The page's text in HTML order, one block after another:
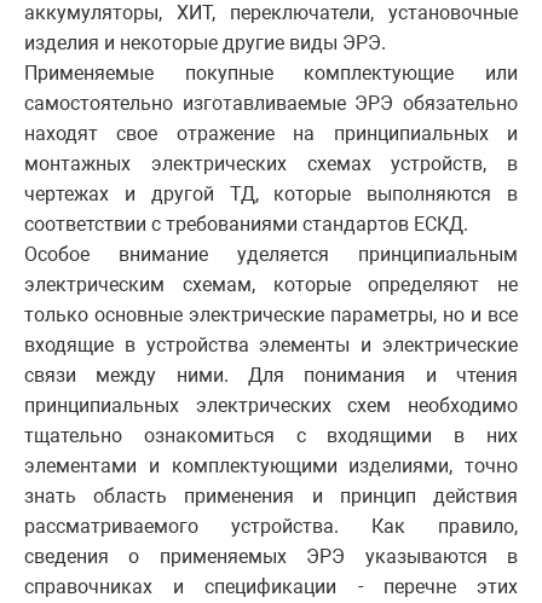
аккумуляторы, ХИТ, переключатели, установочные
изделия и некоторые другие виды ЭРЭ.
Применяемые покупные комплектующие или
самостоятельно изготавливаемые ЭРЭ обязательно
находят свое отражение на принципиальных и
монтажных электрических схемах устройств, в
чертежах и другой ТД, которые выполняются в
соответствии с требованиями стандартов ЕСКД.
Особое внимание уделяется принципиальным
электрическим схемам, которые определяют не
только основные электрические параметры, но и все
входящие в устройства элементы и электрические
связи между ними. Для понимания и чтения
принципиальных электрических схем необходимо
тщательно ознакомиться с входящими в них
элементами и комплектующими изделиями, точно
знать область применения и принцип действия
рассматриваемого устройства. Как правило,
сведения о применяемых ЭРЭ указываются в
справочниках и спецификации - перечне этих